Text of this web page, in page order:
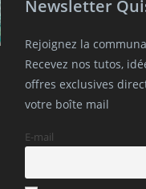
Newsletter
Rejoignez la
Recevez nos tutos,
offres exclusives
votre boîte mail
E-mail